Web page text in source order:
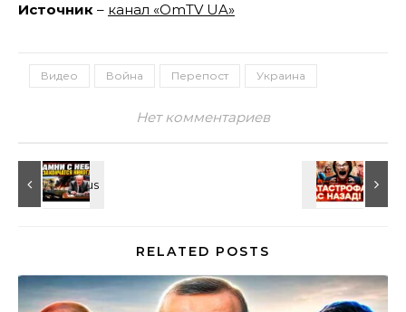
Источник – канал «OmTV UA»
Видео Война Перепост Украина
Нет комментариев
RELATED POSTS